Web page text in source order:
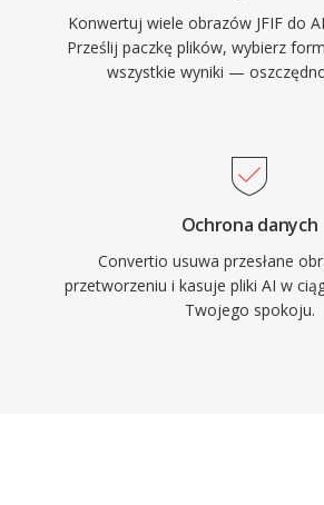
Konwertuj wiele obrazów JFIF do
Prześlij paczkę plików, wybierz
wszystkie wyniki —
Ochrona danych
Convertio usuwa przesłane
przetworzeniu i kasuje pliki AI w
Twojego spokoju.